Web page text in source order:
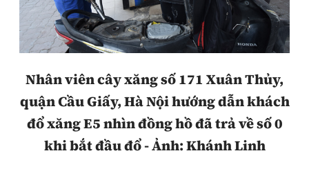
Nhân viên cây xăng số 171 Xuân Thủy,
quận Cầu Giấy, Hà Nội hướng dẫn khách
đổ xăng E5 nhìn đồng hồ đã trả về số 0
khi bắt đầu đổ - Ảnh: Khánh Linh